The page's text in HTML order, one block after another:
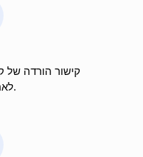
קישור הורדה של
לאחר ההמרה.